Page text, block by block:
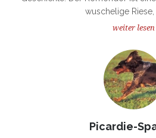
wuschelige Riese,
weiter lesen
Picardie-